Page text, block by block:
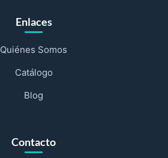
Enlaces
Quiénes Somos
Catálogo
Blog
Contacto